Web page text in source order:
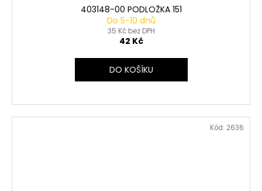
403148-00 PODLOŽKA 151
Do 5-10 dnů
35 Kč bez DPH
42 Kč
DO KOŠÍKU
Kód: 2636